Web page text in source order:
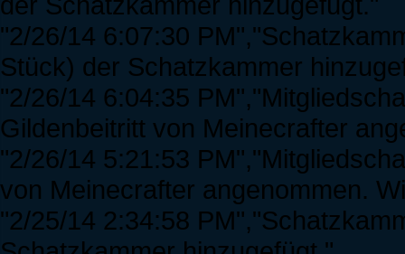
"2/26/14 6:07:30
Stück) der Schatzkammer
"2/26/14 6:04:35
Gildenbeitritt von Meinecrafter
"2/26/14 5:21:53
von Meinecrafter angenommen.
"2/25/14 2:34:58